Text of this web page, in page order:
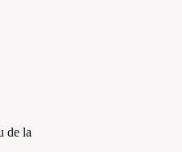
de la